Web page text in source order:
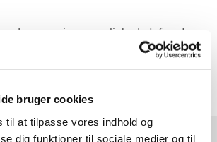
bruger cookies
til at tilpasse vores indhold og
dig funktioner til sociale medier og til
desværre ingen mulighed pt. for at
til rådighed. Privat samkørsel tilrådes.